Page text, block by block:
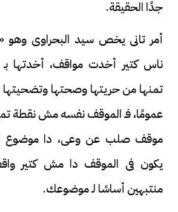
جدًا الحقيقة.
أمر تانى يخص سيد البحراوى وهو
ناس كتير أخدت مواقف، أخدتها
تمنها من حريتها وصحتها وتضحيتها
عمومًا، فـ الموقف نفسه مش نقطة
موقف صلب عن وعى، دا موضوع
يكون فى الموقف دا مش كتير
منتبهين أساسًا لـ موضوعك.